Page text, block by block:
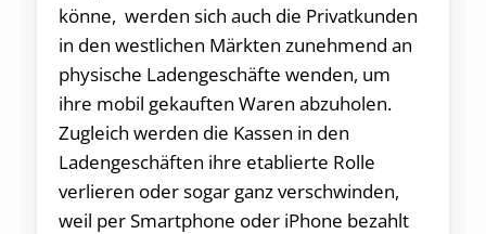
könne, werden sich auch die Privatkunden
in den westlichen Märkten zunehmend an
physische Ladengeschäfte wenden, um
ihre mobil gekauften Waren abzuholen.
Zugleich werden die Kassen in den
Ladengeschäften ihre etablierte Rolle
verlieren oder sogar ganz verschwinden,
weil per Smartphone oder iPhone bezahlt